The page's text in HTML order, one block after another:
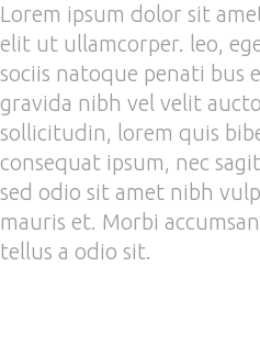
Lorem ipsum dolor sit
elit ut ullamcorper. leo,
sociis natoque penati bus
gravida nibh vel velit
sollicitudin, lorem quis
consequat ipsum, nec
sed odio sit amet nibh
mauris et. Morbi
tellus a odio sit.